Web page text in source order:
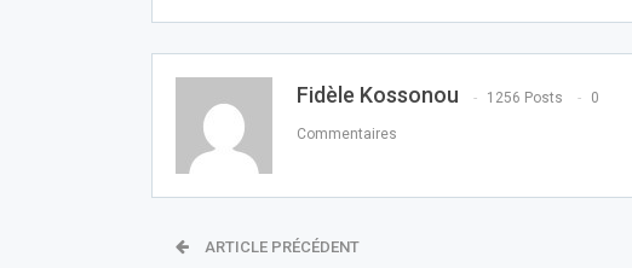
Fidèle Kossonou 1256 Posts 0
Commentaires
ARTICLE PRÉCÉDENT